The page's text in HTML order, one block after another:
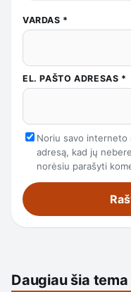
VARDAS *
EL. PAŠTO ADRESAS *
Noriu savo interneto
adresą, kad jų
norėsiu parašyti
Daugiau šia tema